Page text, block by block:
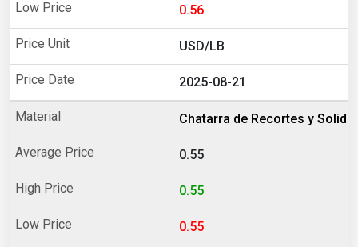
0.56
USD/LB
2025-08-21
Chatarra de Recortes y
0.55
0.55
0.55